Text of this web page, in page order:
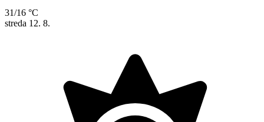
31/16 °C
streda 12. 8.